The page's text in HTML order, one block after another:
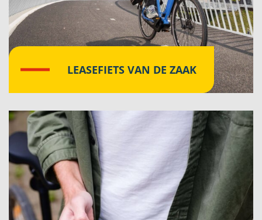
LEASEFIETS VAN DE ZAAK